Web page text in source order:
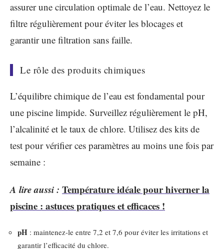
assurer une circulation optimale de l’eau. Nettoyez le
filtre régulièrement pour éviter les blocages et
garantir une filtration sans faille.
Le rôle des produits chimiques
L’équilibre chimique de l’eau est fondamental pour
une piscine limpide. Surveillez régulièrement le pH,
l’alcalinité et le taux de chlore. Utilisez des kits de
test pour vérifier ces paramètres au moins une fois par
semaine :
A lire aussi : Température idéale pour hiverner la
piscine : astuces pratiques et efficaces !
pH : maintenez-le entre 7,2 et 7,6 pour éviter les irritations et
garantir l’efficacité du chlore.